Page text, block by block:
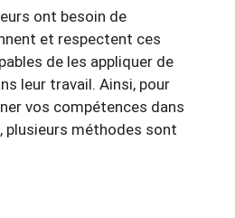
ont besoin de
et respectent ces
de les appliquer de
leur travail. Ainsi, pour
vos compétences dans
plusieurs méthodes sont